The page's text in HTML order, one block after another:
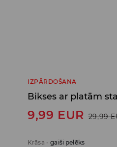
IZPĀRDOŠANA
Bikses ar platām
9,99 EUR 29,99
Krāsa -gaiši pelēks